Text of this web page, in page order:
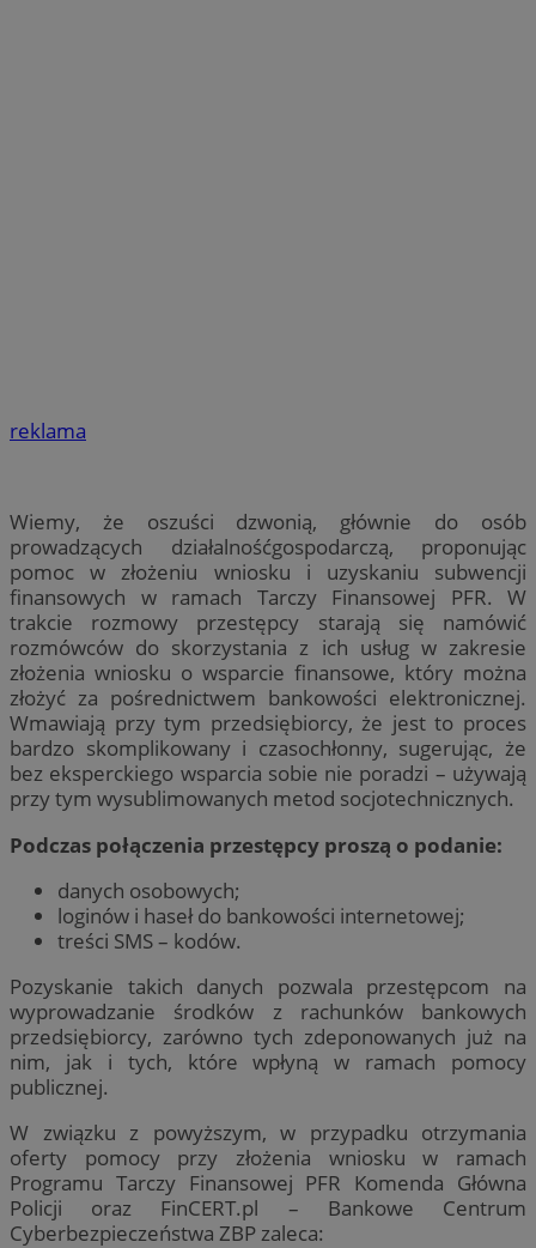
reklama
Wiemy, że oszuści dzwonią, głównie do osób
prowadzących działalnośćgospodarczą, proponując
pomoc w złożeniu wniosku i uzyskaniu subwencji
finansowych w ramach Tarczy Finansowej PFR. W
trakcie rozmowy przestępcy starają się namówić
rozmówców do skorzystania z ich usług w zakresie
złożenia wniosku o wsparcie finansowe, który można
złożyć za pośrednictwem bankowości elektronicznej.
Wmawiają przy tym przedsiębiorcy, że jest to proces
bardzo skomplikowany i czasochłonny, sugerując, że
bez eksperckiego wsparcia sobie nie poradzi – używają
przy tym wysublimowanych metod socjotechnicznych.
Podczas połączenia przestępcy proszą o podanie:
danych osobowych;
loginów i haseł do bankowości internetowej;
treści SMS – kodów.
Pozyskanie takich danych pozwala przestępcom na
wyprowadzanie środków z rachunków bankowych
przedsiębiorcy, zarówno tych zdeponowanych już na
nim, jak i tych, które wpłyną w ramach pomocy
publicznej.
W związku z powyższym, w przypadku otrzymania
oferty pomocy przy złożenia wniosku w ramach
Programu Tarczy Finansowej PFR Komenda Główna
Policji oraz FinCERT.pl – Bankowe Centrum
Cyberbezpieczeństwa ZBP zaleca: